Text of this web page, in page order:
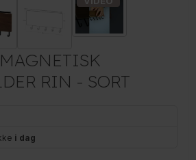
RIN - SORT
i dag